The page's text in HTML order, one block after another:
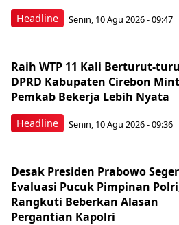
Headline Senin, 10 Agu 2026 - 09:47
Headline
Raih WTP 11 Kali Berturut-
DPRD Kabupaten Cirebon
Pemkab Bekerja Lebih Nyata
Senin, 10 Agu 2026 - 09:36
Desak Presiden Prabowo
Evaluasi Pucuk Pimpinan
Rangkuti Beberkan Alasan
Pergantian Kapolri